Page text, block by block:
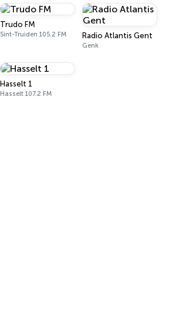
Trudo FM
Sint-Truiden 105.2 FM Radio Atlantis Gent
Genk
Hasselt 1
Hasselt 107.2 FM